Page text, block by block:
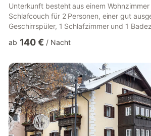
Unterkunft besteht aus einem
Schlafcouch für 2 Personen, einer gut
Geschirrspüler, 1 Schlafzimmer und 1
Highspeed-WLAN (für Videoanrufe
über einen gemeinschaftlich genutzten
entspannen und einen fantastischen
könne...
ab 140 € / Nacht